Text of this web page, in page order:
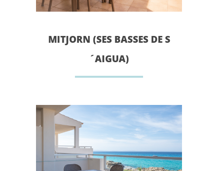
MITJORN (SES BASSES DE S
´AIGUA)